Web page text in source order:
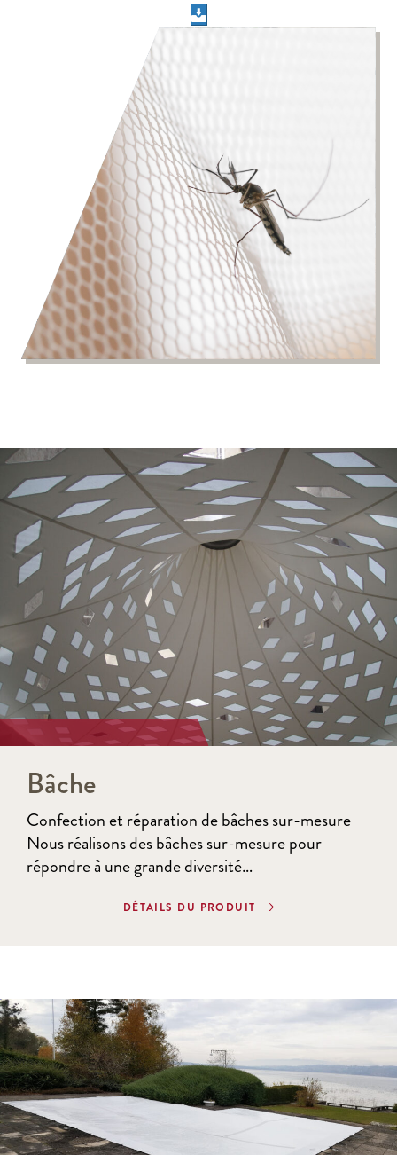
Bâche
Confection et réparation de bâches sur-mesure
Nous réalisons des bâches sur-mesure pour
répondre à une grande diversité…
DÉTAILS DU PRODUIT